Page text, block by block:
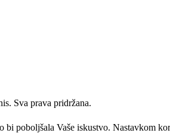
Sva prava pridržana.
poboljšala Vaše iskustvo. Nastavkom